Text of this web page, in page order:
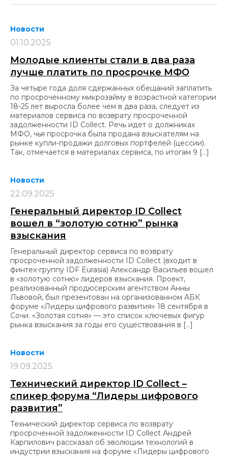
Новости
01.10.2025
Молодые клиенты стали в два раза
лучше платить по просрочке МФО
За четыре года доля сдержанных обещаний заплатить
по просроченному микрозайму в возрастной категории
18-25 лет выросла более чем в два раза, следует из
материалов сервиса по возврату просроченной
задолженности ID Collect. Речь идет о должниках
МФО, чья просрочка была продана взыскателям на
рынке купли-продажи долговых портфелей (цессии).
Так, отмечается в материалах сервиса, по итогам 9 […]
Новости
22.09.2025
Генеральный директор ID Collect
вошел в “золотую сотню” рынка
взыскания
Генеральный директор сервиса по возврату
просроченной задолженности ID Collect (входит в
финтех-группу IDF Eurasia) Александр Васильев вошел
в «золотую сотню» лидеров взыскания. Проект,
реализованный продюсерским агентством Анны
Львовой, был презентован на организованном АБК
форуме «Лидеры цифрового развития» 18 сентября в
Сочи. «Золотая сотня» — это список ключевых фигур
рынка взыскания за годы его существования в […]
Новости
19.09.2025
Технический директор ID Collect –
спикер форума “Лидеры цифрового
развития”
Технический директор сервиса по возврату
просроченной задолженности ID Collect Андрей
Карпилович рассказал об эволюции технологий в
индустрии взыскания на форуме «Лидеры цифрового